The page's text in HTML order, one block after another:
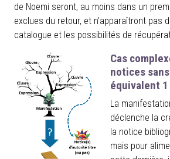
de Noemi seront, au moins dans un
exclues du retour, et n’apparaîtront pas
catalogue et les possibilités de
Cas
notices sans
équivalent 1
La
déclenche la
la notice
mais pour